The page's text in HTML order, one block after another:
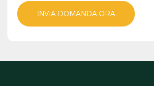
INVIA DOMANDA ORA